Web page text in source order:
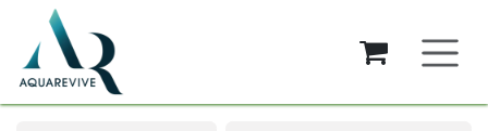
Overslaan naar inhoud